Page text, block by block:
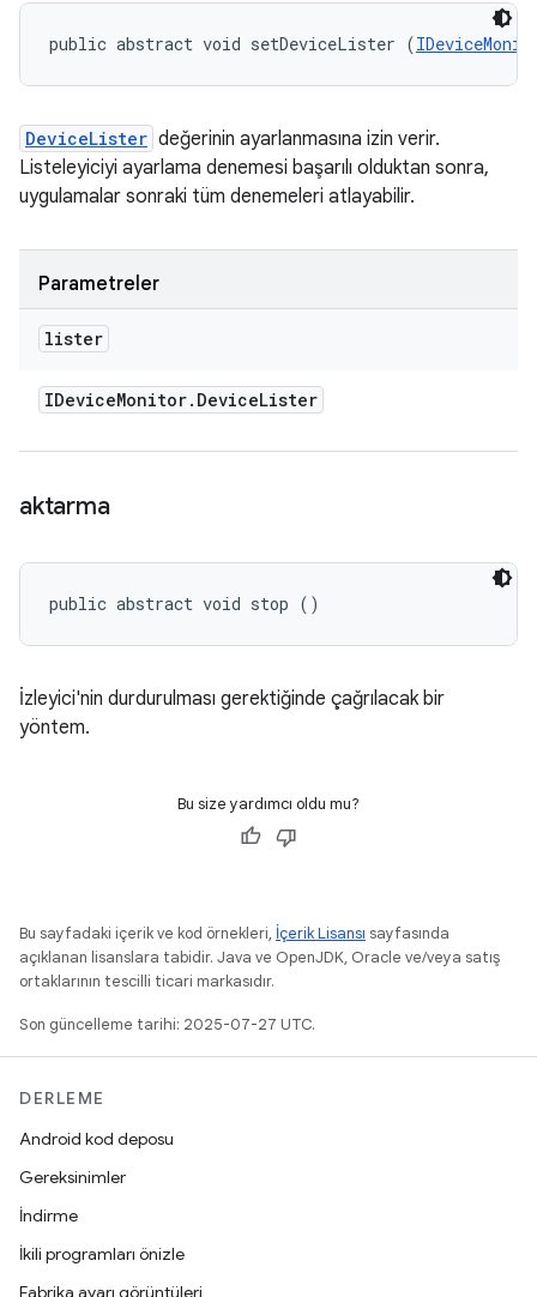
public abstract void setDeviceLister (
DeviceLister değerinin ayarlanmasına izin verir.
Listeleyiciyi ayarlama denemesi başarılı olduktan sonra,
uygulamalar sonraki tüm denemeleri atlayabilir.
Parametreler
lister
IDeviceMonitor. DeviceLister
aktarma
public abstract void stop ()
İzleyici'nin durdurulması gerektiğinde çağrılacak bir
yöntem.
Bu size yardımcı oldu mu?
Bu sayfadaki içerik ve kod örnekleri, İçerik Lisansı sayfasında
açıklanan lisanslara tabidir. Java ve OpenJDK, Oracle ve/veya satış
ortaklarının tescilli ticari markasıdır.
Son güncelleme tarihi: 2025-07-27 UTC.
DERLEME
Android kod deposu
Gereksinimler
İndirme
İkili programları önizle
Fabrika ayarı görüntüleri